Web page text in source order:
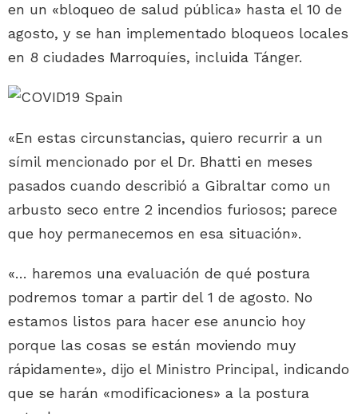
en un «bloqueo de salud pública» hasta el 10 de
agosto, y se han implementado bloqueos locales
en 8 ciudades Marroquíes, incluida Tánger.
«En estas circunstancias, quiero recurrir a un
símil mencionado por el Dr. Bhatti en meses
pasados cuando describió a Gibraltar como un
arbusto seco entre 2 incendios furiosos; parece
que hoy permanecemos en esa situación».
«… haremos una evaluación de qué postura
podremos tomar a partir del 1 de agosto. No
estamos listos para hacer ese anuncio hoy
porque las cosas se están moviendo muy
rápidamente», dijo el Ministro Principal, indicando
que se harán «modificaciones» a la postura